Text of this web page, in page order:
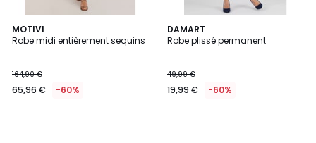
MOTIVI
Robe midi entièrement sequins
164,90 €
65,96 € -60%
DAMART
Robe plissé permanent
49,99 €
19,99 € -60%